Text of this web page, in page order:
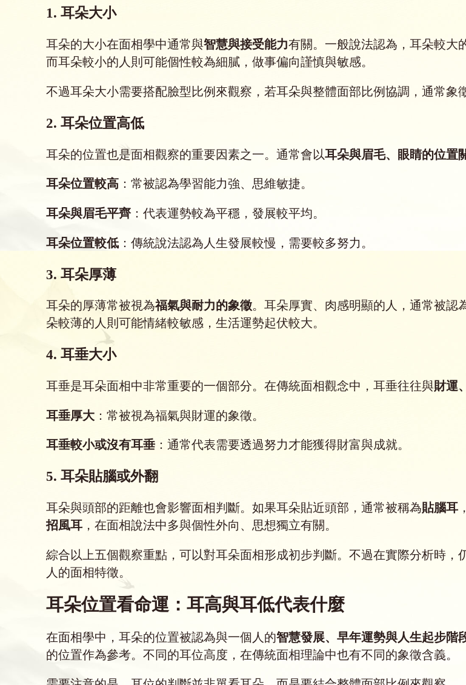
1. 耳朵大小
耳朵的大小在面相學中通常與智慧與接受能力有關。一般說法認為，耳朵較大
而耳朵較小的人則可能個性較為細膩，做事偏向謹慎與敏感。
不過耳朵大小需要搭配臉型比例來觀察，若耳朵與整體面部比例協調，通常象
2. 耳朵位置高低
耳朵的位置也是面相觀察的重要因素之一。通常會以耳朵與眉毛、眼睛的位置
耳朵位置較高 ：常被認為學習能力強、思維敏捷。
耳朵與眉毛平齊：代表運勢較為平穩，發展較平均。
耳朵位置較低 ：傳統說法認為人生發展較慢，需要較多努力。
3. 耳朵厚薄
耳朵的厚薄常被視為福氣與耐力的象徵。耳朵厚實、肉感明顯的人，通常被認
朵較薄的人則可能情緒較敏感，生活運勢起伏較大。
4. 耳垂大小
耳垂是耳朵面相中非常重要的一個部分。在傳統面相觀念中，耳垂往往與財運
耳垂厚大 ：常被視為福氣與財運的象徵。
耳垂較小或沒有耳垂 ：通常代表需要透過努力才能獲得財富與成就。
5. 耳朵貼腦或外翻
耳朵與頭部的距離也會影響面相判斷。如果耳朵貼近頭部，通常被稱為貼腦耳
招風耳 ，在面相說法中多與個性外向、思想獨立有關。
綜合以上五個觀察重點，可以對耳朵面相形成初步判斷。不過在實際分析時
人的面相特徵。
耳朵位置看命運：耳高與耳低代表什麼
在面相學中，耳朵的位置被認為與一個人的智慧發展、早年運勢與人生起步階
的位置作為參考。不同的耳位高度，在傳統面相理論中也有不同的象徵含義。